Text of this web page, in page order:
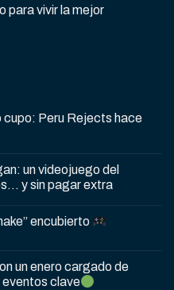
para vivir la mejor
cupo: Peru Rejects hace
un videojuego del
y sin pagar extra
encubierto
un enero cargado de
eventos clave